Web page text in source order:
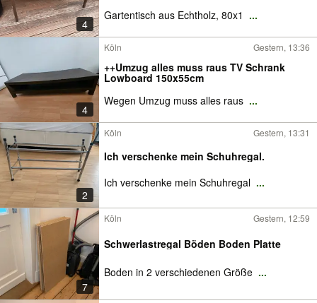
4
Gartentisch aus Echtholz, 80x1 ...
4
Köln Gestern, 13:36
++Umzug alles muss raus TV Schrank
Lowboard 150x55cm
Wegen Umzug muss alles raus ...
2
Köln Gestern, 13:31
Ich verschenke mein Schuhregal.
Ich verschenke mein Schuhregal ...
7
Köln Gestern, 12:59
Schwerlastregal Böden Boden Platte
Boden in 2 verschiedenen Größe ...